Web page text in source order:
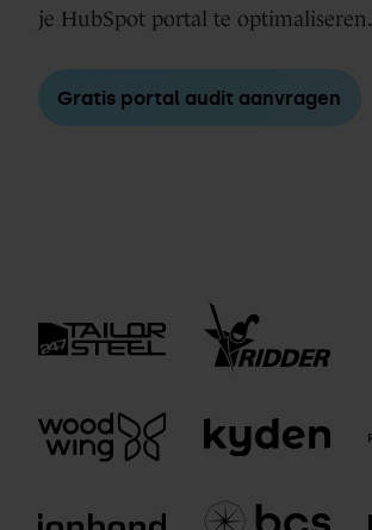
je HubSpot portal te optimaliseren.
Gratis portal audit aanvragen